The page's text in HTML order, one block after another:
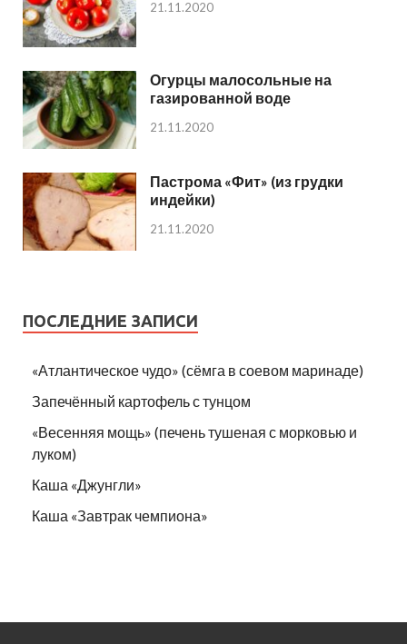
21.11.2020
Огурцы малосольные на
газированной воде
21.11.2020
Пастрома «Фит» (из грудки
индейки)
21.11.2020
ПОСЛЕДНИЕ ЗАПИСИ
«Атлантическое чудо» (сёмга в соевом маринаде)
Запечённый картофель с тунцом
«Весенняя мощь» (печень тушеная с морковью и
луком)
Каша «Джунгли»
Каша «Завтрак чемпиона»